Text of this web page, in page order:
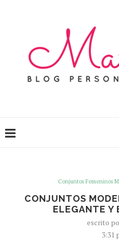
Conjuntos Femeninos
CONJUNTOS
ELEGANTE Y
escrito
3:31